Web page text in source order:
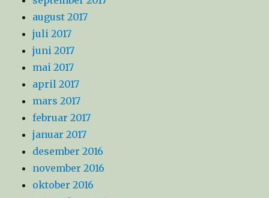
august 2017
juli 2017
juni 2017
mai 2017
april 2017
mars 2017
februar 2017
januar 2017
desember 2016
november 2016
oktober 2016